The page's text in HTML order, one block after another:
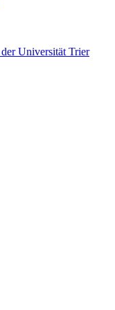
Universität Trier